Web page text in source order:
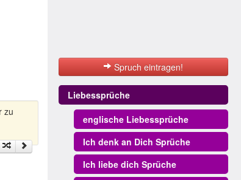
zu
Spruch eintragen!
Liebessprüche
englische Liebessprüche
Ich denk an Dich Sprüche
Ich liebe dich Sprüche